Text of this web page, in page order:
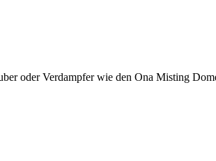
oder Verdampfer wie den Ona Misting